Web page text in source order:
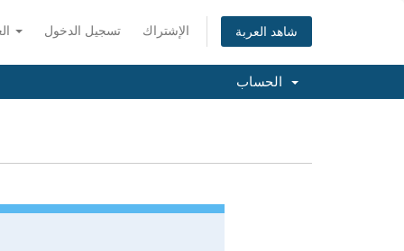
تسجيل الدخول الإشتراك شاهد العربة